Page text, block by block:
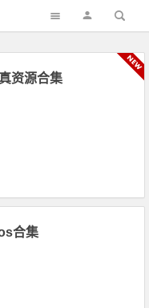
资源合集
合集